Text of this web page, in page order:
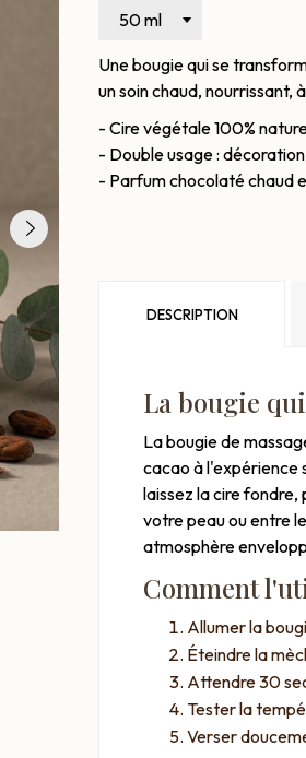
Une bougie qui se
un soin chaud, nourrissant,
- Cire végétale 100%
- Double usage :
- Parfum chocolaté chaud
DESCRIPTION
La bougie
La bougie de
cacao à l'expérience
laissez la cire
votre peau ou entre
atmosphère
Comment
Allumer la
Éteindre la
Attendre 30
Tester la
Verser